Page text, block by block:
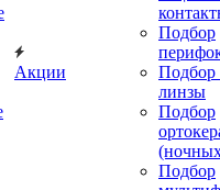
Акции
Подбор
Подбор
линзы
Подбор
Подбор